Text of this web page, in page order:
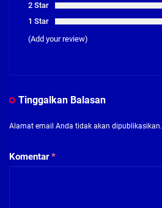
2 Star
1 Star
(Add your review)
Tinggalkan Balasan
Alamat email Anda tidak akan dipublikasikan.
Komentar*